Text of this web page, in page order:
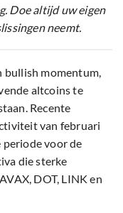
Doe altijd uw eigen
neemt.
bullish momentum,
altcoins te
Recente
van februari
voor de
die sterke
DOT, LINK en